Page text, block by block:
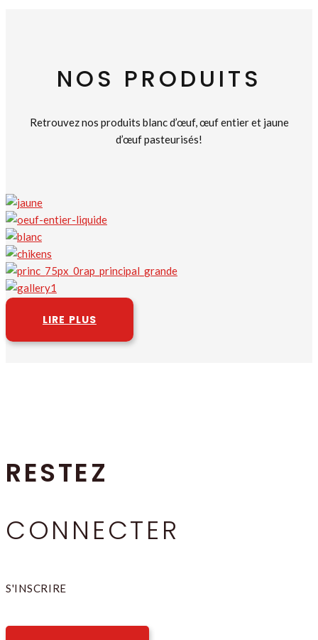
NOS PRODUITS
Retrouvez nos produits blanc d’œuf, œuf entier et jaune
d’œuf pasteurisés!
LIRE PLUS
RESTEZ
CONNECTER
S'INSCRIRE